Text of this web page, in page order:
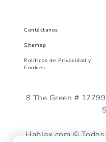
Contáctanos
Sitemap
Políticas de Privacidad y
Cookies
8 The Green #
Hablax.com ©